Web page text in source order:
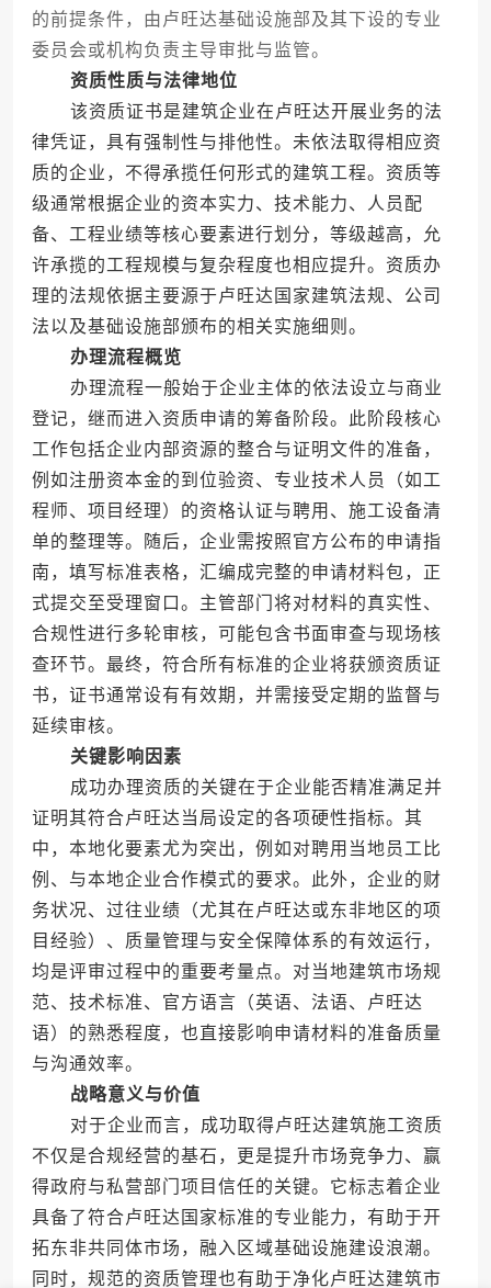
的前提条件，由卢旺达基础设施部及其下设的专业
委员会或机构负责主导审批与监管。
资质性质与法律地位
该资质证书是建筑企业在卢旺达开展业务的法
律凭证，具有强制性与排他性。未依法取得相应资
质的企业，不得承揽任何形式的建筑工程。资质等
级通常根据企业的资本实力、技术能力、人员配
备、工程业绩等核心要素进行划分，等级越高，允
许承揽的工程规模与复杂程度也相应提升。资质办
理的法规依据主要源于卢旺达国家建筑法规、公司
法以及基础设施部颁布的相关实施细则。
办理流程概览
办理流程一般始于企业主体的依法设立与商业
登记，继而进入资质申请的筹备阶段。此阶段核心
工作包括企业内部资源的整合与证明文件的准备，
例如注册资本金的到位验资、专业技术人员（如工
程师、项目经理）的资格认证与聘用、施工设备清
单的整理等。随后，企业需按照官方公布的申请指
南，填写标准表格，汇编成完整的申请材料包，正
式提交至受理窗口。主管部门将对材料的真实性、
合规性进行多轮审核，可能包含书面审查与现场核
查环节。最终，符合所有标准的企业将获颁资质证
书，证书通常设有有效期，并需接受定期的监督与
延续审核。
关键影响因素
成功办理资质的关键在于企业能否精准满足并
证明其符合卢旺达当局设定的各项硬性指标。其
中，本地化要素尤为突出，例如对聘用当地员工比
例、与本地企业合作模式的要求。此外，企业的财
务状况、过往业绩（尤其在卢旺达或东非地区的项
目经验）、质量管理与安全保障体系的有效运行，
均是评审过程中的重要考量点。对当地建筑市场规
范、技术标准、官方语言（英语、法语、卢旺达
语）的熟悉程度，也直接影响申请材料的准备质量
与沟通效率。
战略意义与价值
对于企业而言，成功取得卢旺达建筑施工资质
不仅是合规经营的基石，更是提升市场竞争力、赢
得政府与私营部门项目信任的关键。它标志着企业
具备了符合卢旺达国家标准的专业能力，有助于开
拓东非共同体市场，融入区域基础设施建设浪潮。
同时，规范的资质管理也有助于净化卢旺达建筑市